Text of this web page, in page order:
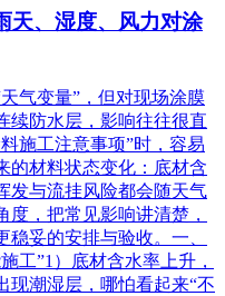
天、湿度、风力对涂
气变量”，但对现场涂膜
续防水层，影响往往很直
施工注意事项”时，容易
的材料状态变化：底材含
发与流挂风险都会随天气
，把常见影响讲清楚，
妥的安排与验收。一、
工”1）底材含水率上升，
现潮湿层，哪怕看起来“不